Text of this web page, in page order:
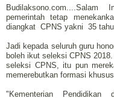
pemerintah tetap
diangkat CPNS yakni 35
Jadi kepada seluruh guru
boleh ikut seleksi CPNS
seleksi CPNS, itu pun
memerebutkan formasi
"Kementerian Pendidikan